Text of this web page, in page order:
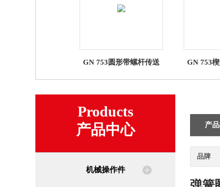
GN 753圆形带螺杆传送
GN 753
Products
产品中心
机械操作件
产
品牌